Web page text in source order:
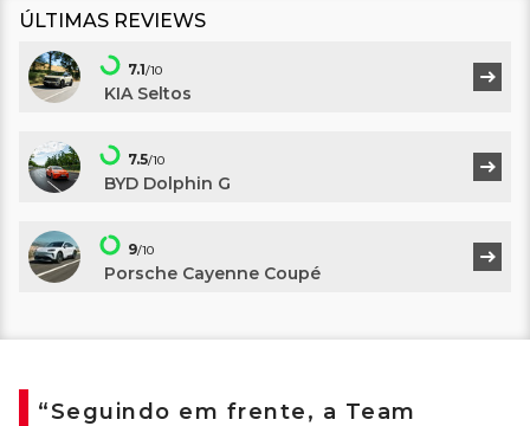
ÚLTIMAS REVIEWS
7.1/10
KIA Seltos
7.5/10
BYD Dolphin G
9/10
Porsche Cayenne Coupé
“Seguindo em frente, a Team